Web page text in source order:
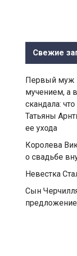
Свежие
Первый муж
мучением, а
скандала:
Татьяны
ее ухода
Королева
о свадьбе
Невестка
Сын